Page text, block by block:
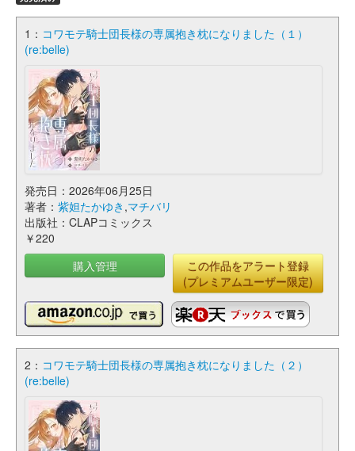
1： コワモテ騎士団長様の専属抱き枕になりました（１）
(re:belle)
発売日：2026年06月25日
著者： 紫妲たかゆき ,マチバリ
出版社：CLAPコミックス
￥220
購入管理
この作品をアラート登録
(プレミアムユーザー限定)
2： コワモテ騎士団長様の専属抱き枕になりました（２）
(re:belle)